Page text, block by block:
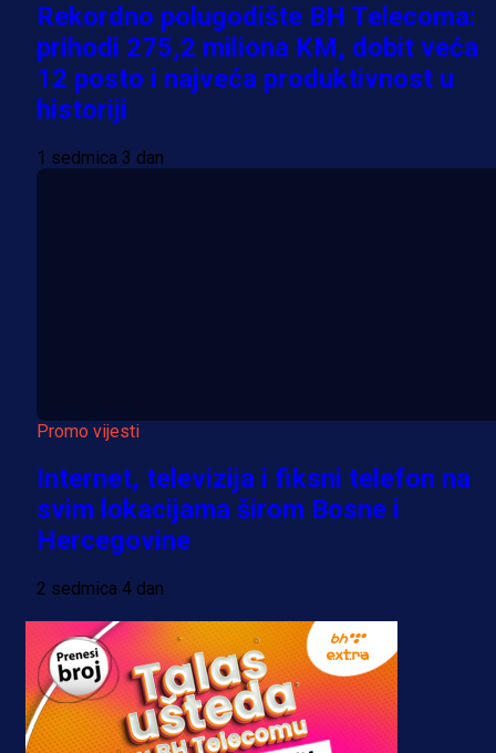
Rekordno polugodište BH Telecoma:
prihodi 275,2 miliona KM, dobit veća
12 posto i najveća produktivnost u
historiji
1 sedmica 3 dan
Promo vijesti
Internet, televizija i fiksni telefon na
svim lokacijama širom Bosne i
Hercegovine
2 sedmica 4 dan